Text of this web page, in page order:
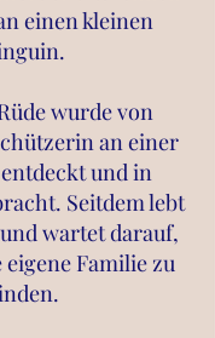
einen kleinen
wurde von
an einer
und in
Seitdem lebt
wartet darauf,
Familie zu